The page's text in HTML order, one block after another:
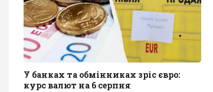
У банках та обмінниках зріс євро:
курс валют на 6 серпня